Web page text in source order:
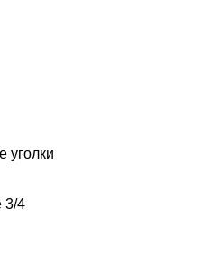
уголки
3/4